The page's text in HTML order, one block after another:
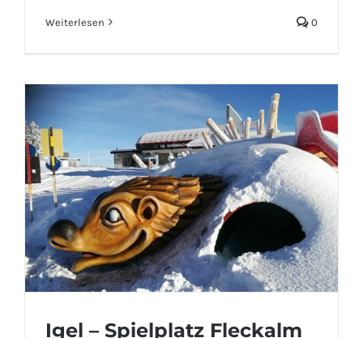
Weiterlesen 0
Igel – Spielplatz Fleckalm